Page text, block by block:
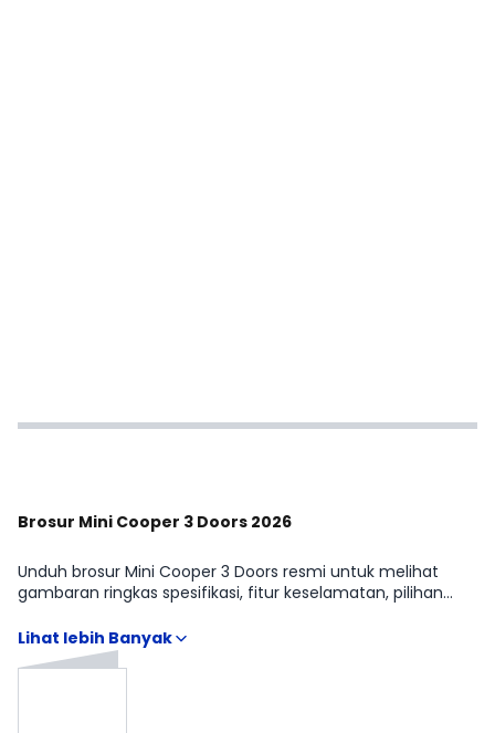
Brosur Mini Cooper 3 Doors 2026
Unduh brosur Mini Cooper 3 Doors resmi untuk melihat
gambaran ringkas spesifikasi, fitur keselamatan, pilihan
memahami perbedaan Mini Cooper 3 Doors S tanpa
menebak-nebak. Anda bisa hubungi kami di kolom chat.